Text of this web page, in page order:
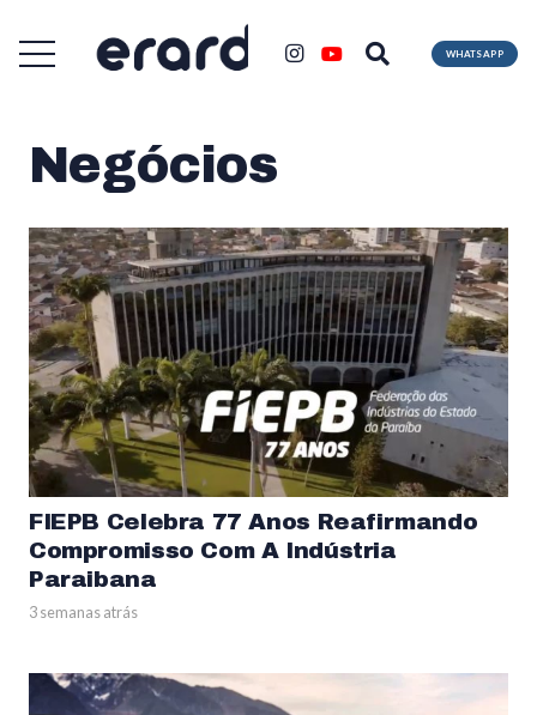
WHATSAPP
Negócios
FIEPB Celebra 77 Anos Reafirmando
Compromisso Com A Indústria
Paraibana
3 semanas atrás